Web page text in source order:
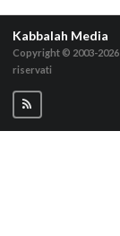
Kabbalah Media
Copyright © 2003-2026
riservati